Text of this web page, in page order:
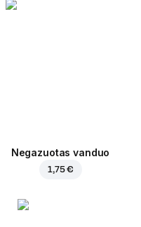
Negazuotas vanduo
1,75 €